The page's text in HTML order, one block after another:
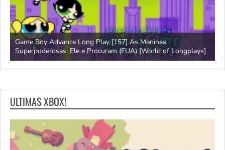
Game Boy Advance Long Play [157] As Meninas
Superpoderosas: Ele e Procuram (EUA) [World of Longplays]
ULTIMAS XBOX!